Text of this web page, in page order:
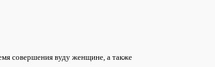
совершения вуду женщине, а также